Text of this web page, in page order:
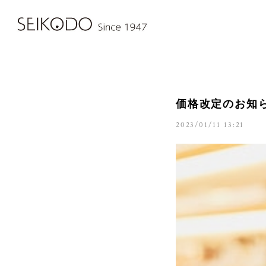
価格改定のお知
2023/01/11 13:21